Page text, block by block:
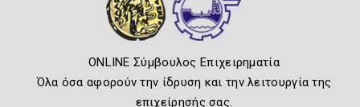
ONLINE Σύμβουλος Επιχειρηματία
Όλα όσα αφορούν την ίδρυση και την λειτουργία της
επιχείρησής σας.